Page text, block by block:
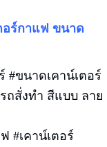
อร์กาแฟ ขนาด
#ขนาดเคาน์เตอร์
ถสั่งทำ สีแบบ ลาย
#เคาน์เตอร์